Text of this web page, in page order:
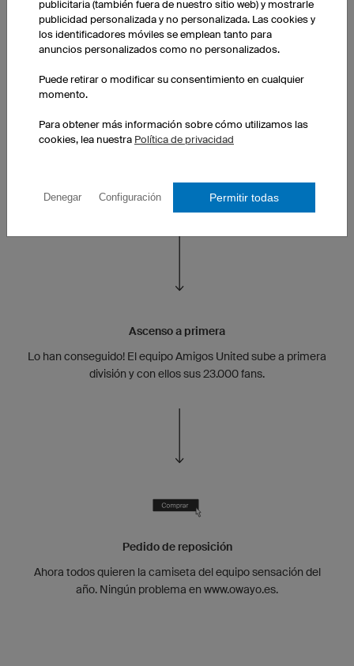
Pedido de reposición
mini camiseta con el diseño del equipo. Hay que cuidar la
cantera!
Ascenso a primera
Lo han conseguido! El equipo Amigos United sube a primera
división y con ellos sus 23.000 fans.
Pedido de reposición
Ahora todos quieren la camiseta del equipo sensación del
año. Ningún problema en www.owayo.es.
publicitaria (también fuera de nuestro sitio web) y mostrarle
publicidad personalizada y no personalizada. Las cookies y
los identificadores móviles se emplean tanto para
anuncios personalizados como no personalizados.
Puede retirar o modificar su consentimiento en cualquier
momento.
Para obtener más información sobre cómo utilizamos las
cookies, lea nuestra Política de privacidad
Denegar Configuración Permitir todas